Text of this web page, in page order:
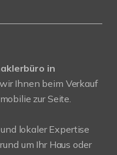
in
Ihnen beim Verkauf
zur Seite.
lokaler Expertise
um Ihr Haus oder